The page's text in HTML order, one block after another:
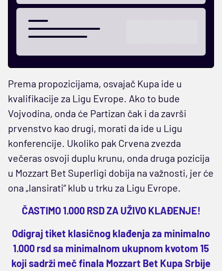
Prema propozicijama, osvajač Kupa ide u
kvalifikacije za Ligu Evrope. Ako to bude
Vojvodina, onda će Partizan čak i da završi
prvenstvo kao drugi, morati da ide u Ligu
konferencije. Ukoliko pak Crvena zvezda
večeras osvoji duplu krunu, onda druga pozicija
u Mozzart Bet Superligi dobija na važnosti, jer će
ona „lansirati“ klub u trku za Ligu Evrope.
ČASTIMO 1.000 RSD ZA UŽIVO KLAĐENJE!
Odigraj tiket klasičnog klađenja za minimalno
1.000 rsd sa minimalnom ukupnom kvotom 15
koji sadrži meč finala Mozzart Bet Kupa Srbije